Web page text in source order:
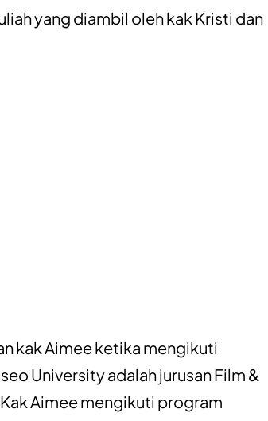
yang diambil oleh kak Kristi dan
kak Aimee ketika mengikuti
University adalah jurusan Film &
Aimee mengikuti program